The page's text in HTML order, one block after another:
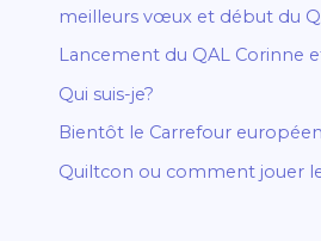
meilleurs vœux et début du
Lancement du QAL Corinne
Qui suis-je?
Bientôt le Carrefour
Quiltcon ou comment jouer